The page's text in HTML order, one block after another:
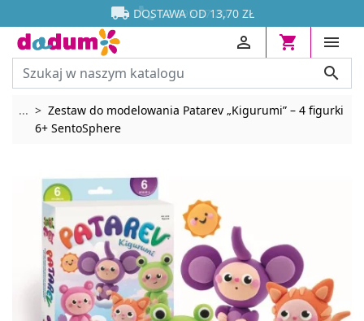

 DOSTAWA OD 13,70 ZŁ






... Rozwiń breadcrumbs
Zestaw do modelowania Patarev „Kigurumi” – 4 figurki
6+ SentoSphere